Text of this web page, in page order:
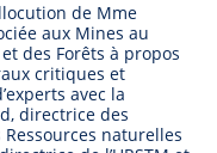
de Mme
aux Mines au
des Forêts à propos
critiques et
avec la
directrice des
naturelles